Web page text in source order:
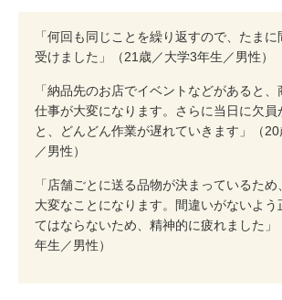
「何回も同じことを繰り返すので、たま
受けました」（21歳／大学3年生／男性）
「納品先のお店でイベントなどがあると
仕事が大変になります。さらに当日に欠員
と、どんどん作業が遅れていきます」（
／男性）
「店舗ごとに送る品物が決まっているため
大変なことになります。間違いがないよう
てはならないため、精神的に疲れました
年生／男性）